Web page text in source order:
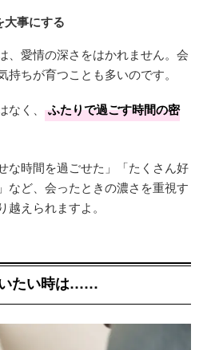
大事にする
、愛情の深さをはかれません。会
ちが育つことも多いのです。
く、
ふたりで過ごす時間の密
な時間を過ごせた」「たくさん好
など、会ったときの濃さを重視す
えられますよ。
たい時は……